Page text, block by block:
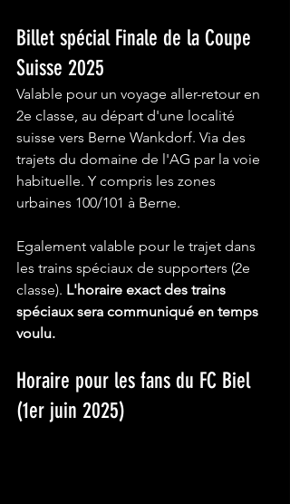
Billet spécial Finale de la Coupe
Suisse 2025
Valable pour un voyage aller-retour en
2e classe, au départ d'une localité
suisse vers Berne Wankdorf. Via des
trajets du domaine de l'AG par la voie
habituelle. Y compris les zones
urbaines 100/101 à Berne.
Egalement valable pour le trajet dans
les trains spéciaux de supporters (2e
classe). L'horaire exact des trains
spéciaux sera communiqué en temps
voulu.
Horaire pour les fans du FC Biel
(1er juin 2025)